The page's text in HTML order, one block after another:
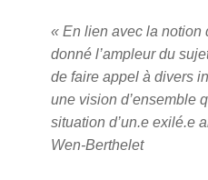
« En lien avec la notion
donné l’ampleur du
de faire appel à divers
une vision d’ensemble
situation d’un.e exilé.e
Wen-Berthelet